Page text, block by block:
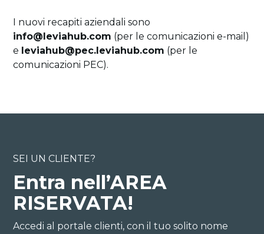
I nuovi recapiti aziendali sono
info@leviahub.com (per le comunicazioni e-mail)
e leviahub@pec.leviahub.com (per le
comunicazioni PEC).
SEI UN CLIENTE?
Entra nell’AREA
RISERVATA!
Accedi al portale clienti, con il tuo solito nome